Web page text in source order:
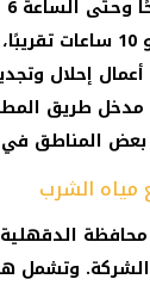
الانقطاع ستصل إلى نحو 10
إحلال
عند مدخل طريق
المناطق في
مياه الشرب
الدقهلية
الشركة. وتشمل